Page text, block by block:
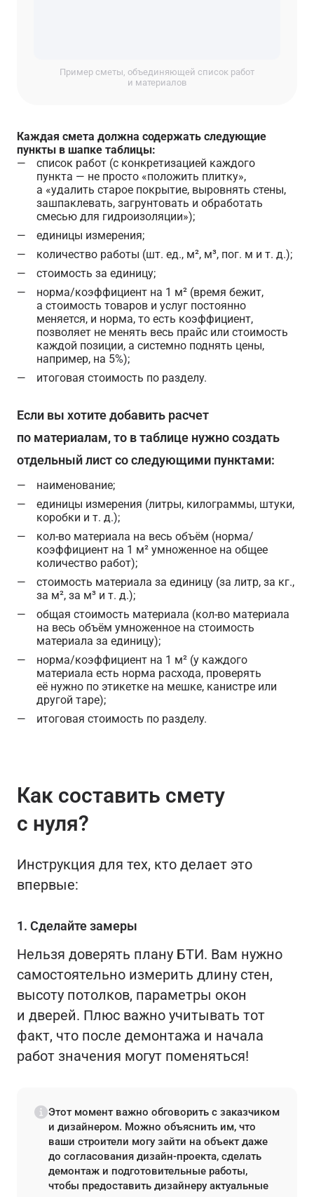
Пример сметы, объединяющей список работ
и материалов
Каждая смета должна содержать следующие
пункты в шапке таблицы:
список работ (с конкретизацией каждого
пункта — не просто «положить плитку»,
а «удалить старое покрытие, выровнять стены,
зашпаклевать, загрунтовать и обработать
смесью для гидроизоляции»);
единицы измерения;
количество работы (шт. ед., м², м³, пог. м и т. д.);
стоимость за единицу;
норма/коэффициент на 1 м² (время бежит,
а стоимость товаров и услуг постоянно
меняется, и норма, то есть коэффициент,
позволяет не менять весь прайс или стоимость
каждой позиции, а системно поднять цены,
например, на 5%);
итоговая стоимость по разделу.
Если вы хотите добавить расчет
по материалам, то в таблице нужно создать
отдельный лист со следующими пунктами:
наименование;
единицы измерения (литры, килограммы, штуки,
коробки и т. д.);
кол-во материала на весь объём (норма/
коэффициент на 1 м² умноженное на общее
количество работ);
стоимость материала за единицу (за литр, за кг.,
за м², за м³ и т. д.);
общая стоимость материала (кол-во материала
на весь объём умноженное на стоимость
материала за единицу);
норма/коэффициент на 1 м² (у каждого
материала есть норма расхода, проверять
её нужно по этикетке на мешке, канистре или
другой таре);
итоговая стоимость по разделу.
Как составить смету
с нуля?
Инструкция для тех, кто делает это
впервые:
1. Сделайте замеры
Нельзя доверять плану БТИ. Вам нужно
самостоятельно измерить длину стен,
высоту потолков, параметры окон
и дверей. Плюс важно учитывать тот
факт, что после демонтажа и начала
работ значения могут поменяться!
Этот момент важно обговорить с заказчиком
и дизайнером. Можно объяснить им, что
ваши строители могу зайти на объект даже
до согласования дизайн-проекта, сделать
демонтаж и подготовительные работы,
чтобы предоставить дизайнеру актуальные